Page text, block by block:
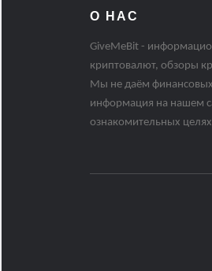
О НАС
GiveMeBit -
криптовалют, обзоры
Мы не даём финансовых
информация на нашем
ознакомительных